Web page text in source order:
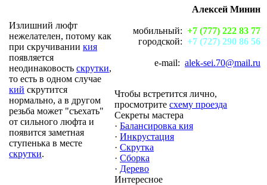
Излишний люфт
нежелателен, потому как
при скручивании кия
появляется
неодинаковость скрутки,
то есть в одном случае
кий скрутится
нормально, а в другом
резьба может "съехать"
от сильного люфта и
появится заметная
ступенька в месте
скрутки.
Алексей Минин
мобильный: +7 (777) 222 83 77
городской: +7 (727) 290 86 56
e-mail: alek-sei.70@mail.ru
Чтобы встретится лично,
просмотрите схему проезда
Секреты мастера
· Балансировка кия
· Инкрустация
· Скрутка
· Сборка
· Дерево
Интересное